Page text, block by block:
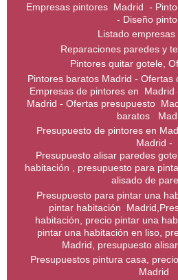
Empresas pintores Madrid -
- Diseño
Listado empresas
Reparaciones paredes y
Pintores quitar gotele,
Pintores baratos Madrid -
Empresas de pintores en
Madrid - Ofertas presupuesto
baratos
Presupuesto de pintores en
Madrid -
Presupuesto alisar paredes
habitación , presupuesto para
alisado de
Presupuesto para pintar una
pintar habitación
habitación, precio pintar una
pintar una habitación en liso,
Madrid, presupuesto
Presupuestos pintura casa,
Madrid